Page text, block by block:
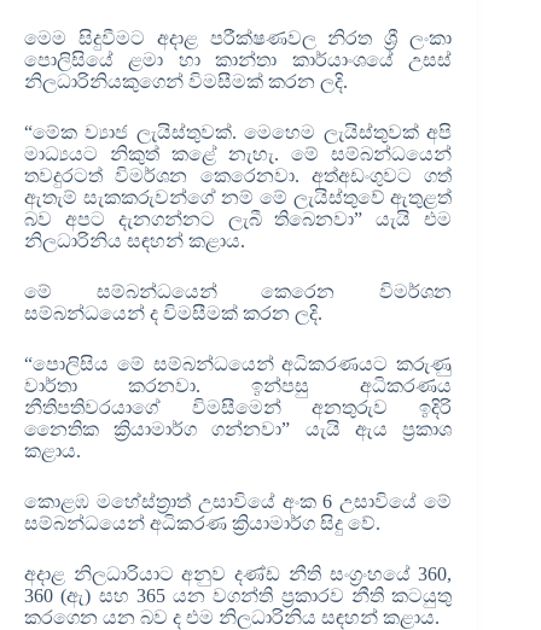
මෙම සිදුවීමට අදාළ පරීක්ෂණවල නිරත ශ්‍රී ලංකා
පොලිසියේ ළමා හා කාන්තා කාර්යාංශයේ උසස්
නිලධාරිනියකුගෙන් විමසීමක් කරන ලදි.
“මේක ව්‍යාජ ලැයිස්තුවක්. මෙහෙම ලැයිස්තුවක් අපි
මාධ්‍යයට නිකුත් කළේ නැහැ. මේ සම්බන්ධයෙන්
තවදුරටත් විමර්ශන කෙරෙනවා. අත්අඩංගුවට ගත්
ඇතැම් සැකකරුවන්ගේ නම් මේ ලැයිස්තුවේ ඇතුළත්
බව අපට දැනගන්නට ලැබී තිබෙනවා” යැයි එම
නිලධාරිනිය සඳහන් කළාය.
මේ සම්බන්ධයෙන් කෙරෙන විමර්ශන
සම්බන්ධයෙන් ද විමසීමක් කරන ලදි.
“පොලිසිය මේ සම්බන්ධයෙන් අධිකරණයට කරුණු
වාර්තා කරනවා. ඉන්පසු අධිකරණය
නීතිපතිවරයාගේ විමසීමෙන් අනතුරුව ඉදිරි
නෛතික ක්‍රියාමාර්ග ගන්නවා” යැයි ඇය ප්‍රකාශ
කළාය.
කොළඹ මහේස්ත්‍රාත් උසාවියේ අංක 6 උසාවියේ මේ
සම්බන්ධයෙන් අධිකරණ ක්‍රියාමාර්ග සිදු වේ.
අදාළ නිලධාරියාට අනුව දණ්ඩ නීති සංග්‍රංහයේ 360,
360 (ඇ) සහ 365 යන වගන්ති ප්‍රකාරව නීති කටයුතු
කරගෙන යන බව ද එම නිලධාරිනිය සඳහන් කළාය.